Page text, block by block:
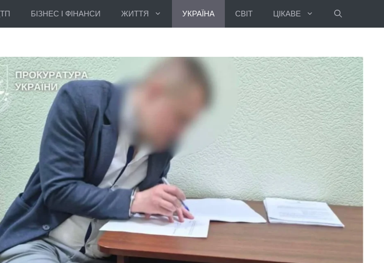
БІЗНЕС І ФІНАНСИ ЖИТТЯ УКРАЇНА СВІТ ЦІКАВЕ